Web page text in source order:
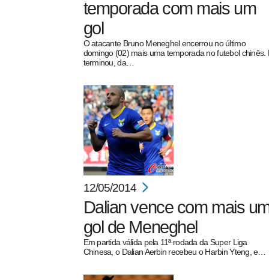
temporada com mais um
gol
O atacante Bruno Meneghel encerrou no último
domingo (02) mais uma temporada no futebol chinês.
terminou, da…
12/05/2014
Dalian vence com mais
gol de Meneghel
Em partida válida pela 11ª rodada da Super Liga
Chinesa, o Dalian Aerbin recebeu o Harbin Yteng, e…